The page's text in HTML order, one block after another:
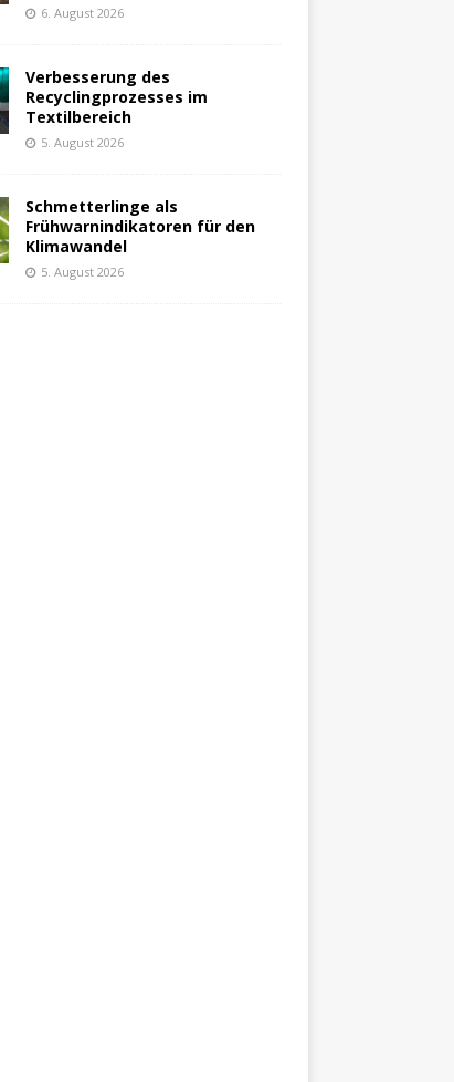
6. August 2026
Verbesserung des
Recyclingprozesses im
Textilbereich
5. August 2026
Schmetterlinge als
Frühwarnindikatoren für den
Klimawandel
5. August 2026